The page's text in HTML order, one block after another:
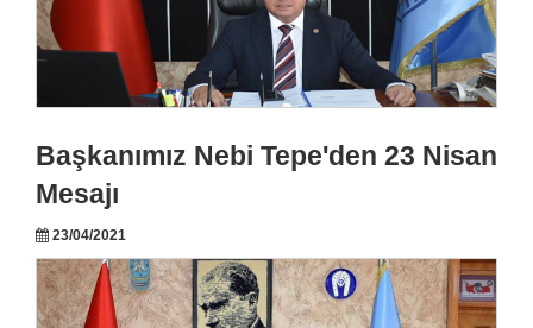
Başkanımız Nebi Tepe'den 23 Nisan
Mesajı
23/04/2021